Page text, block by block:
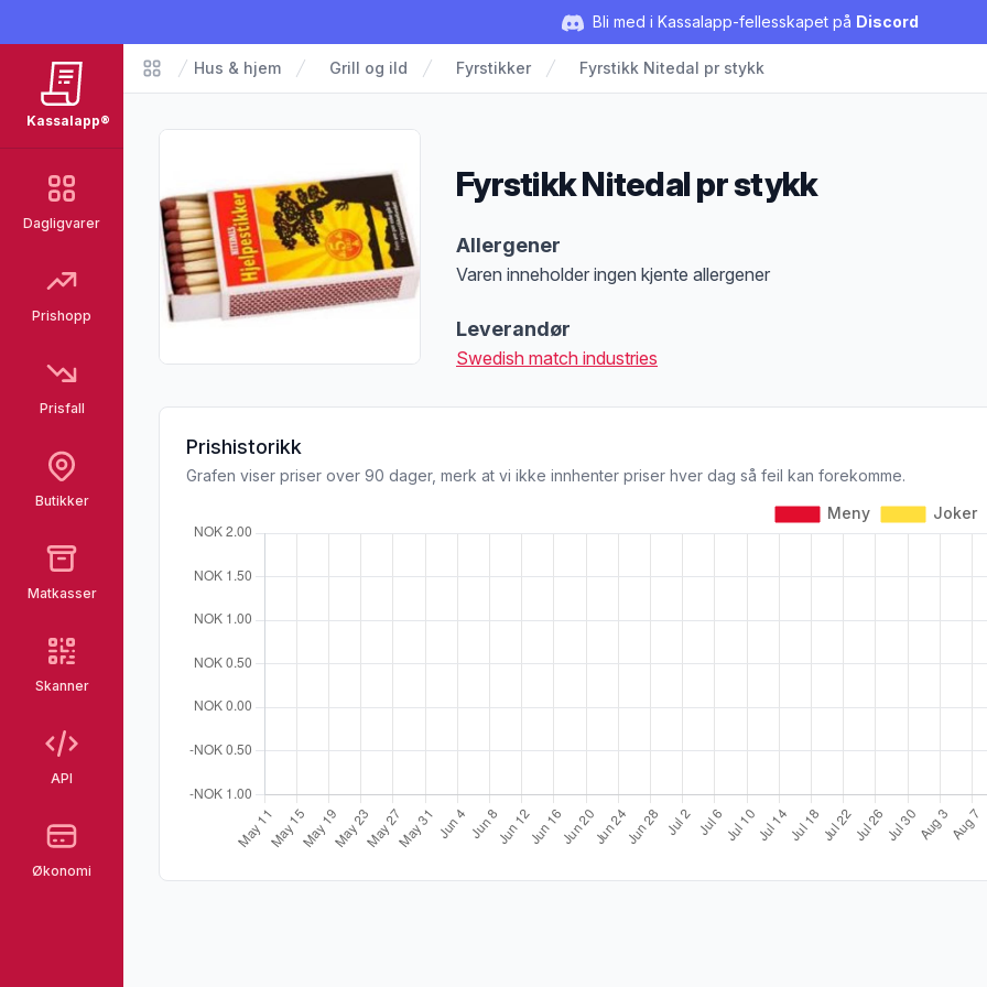
Bli med i Kassalapp-fellesskapet på Discord
Kassalapp®
Dagligvarer
Prishopp
Prisfall
Butikker
Matkasser
Skanner
API
Økonomi
Matvarer
Hus & hjem Grill og ild Fyrstikker Fyrstikk Nitedal pr stykk
Fyrstikk Nitedal pr stykk
Allergener
Varen inneholder ingen kjente allergener
Leverandør
Swedish match industries
Prishistorikk
Grafen viser priser over 90 dager, merk at vi ikke innhenter priser hver dag så feil kan forekomme.